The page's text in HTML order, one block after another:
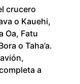
crucero
o Kauehi,
Oa, Fatu
o Taha’a.
a